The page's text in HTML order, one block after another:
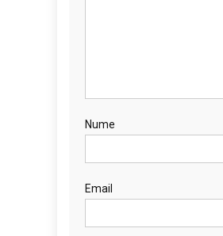
Nume
Email